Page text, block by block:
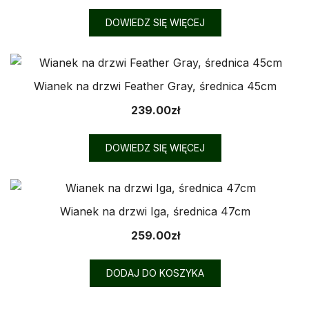
wynosiła:
209.00zł.
wynosi:
179.00zł.
DOWIEDZ SIĘ WIĘCEJ
Wianek na drzwi Feather Gray, średnica 45cm
239.00zł
DOWIEDZ SIĘ WIĘCEJ
Wianek na drzwi Iga, średnica 47cm
259.00zł
DODAJ DO KOSZYKA